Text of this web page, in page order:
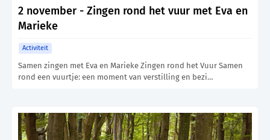
2 november - Zingen rond het vuur met Eva en
Marieke
Activiteit
Samen zingen met Eva en Marieke Zingen rond het Vuur Samen
rond een vuurtje: een moment van verstilling en bezi…